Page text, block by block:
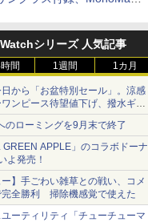
シリーズ 人気記事
間 1週間 1カ月
から「お盆特別セール」。涼感
ンピース待望値下げ、撥水ギア
円に
のローミングを9月末で終了
GREEN APPLE」のコラボドーナ
よ発売！
ー】手ごわい雑草との戦い、コメ
完全勝利 掃除機感覚で使えた
ーティリティ「チューチューマ